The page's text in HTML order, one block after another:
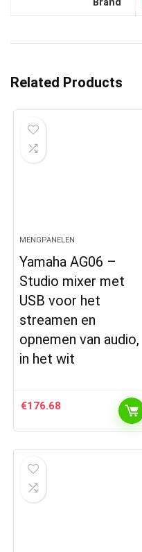
Brand
Related Products
MENGPANELEN
Yamaha AG06 –
Studio mixer met
USB voor het
streamen en
opnemen van audio,
in het wit
€176.68